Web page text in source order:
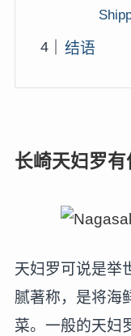
结语
长崎天妇罗有
天妇罗可说是举
腻著称，是将海
菜。一般的天妇